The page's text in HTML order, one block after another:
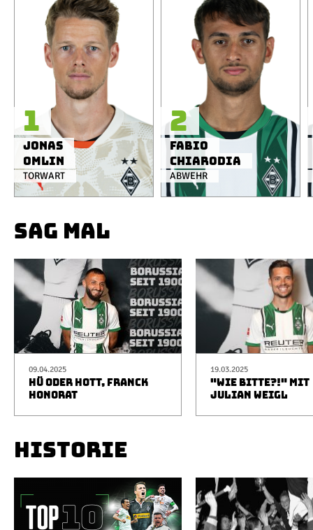
TORWART
Jonas
Omlin
1
ABWEHR
Fabio
Chiarodia
2
SAG MAL
09.04.2025
HÜ ODER HOTT, FRANCK
HONORAT
19.03.2025
"WIE BITTE?!" MIT
JULIAN WEIGL
HISTORIE